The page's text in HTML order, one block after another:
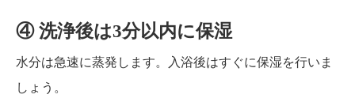
④ 洗浄後は3分以内に保湿
水分は急速に蒸発します。入浴後はすぐに保湿を行いま
しょう。